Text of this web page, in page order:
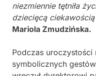
niezmiennie tętniła
dziecięcą
Mariola Zmudzińska.
Podczas uroczystości
symbolicznych